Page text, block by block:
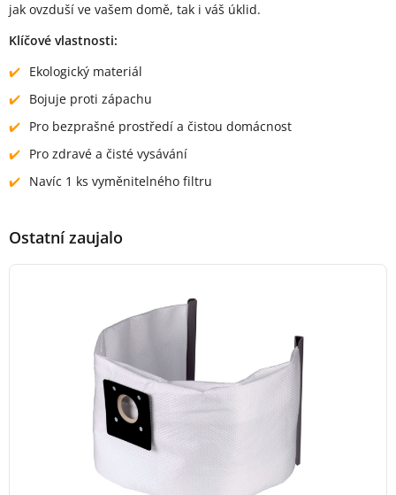
jak ovzduší ve vašem domě, tak i váš úklid.
Klíčové vlastnosti:
Ekologický materiál
Bojuje proti zápachu
Pro bezprašné prostředí a čistou domácnost
Pro zdravé a čisté vysávání
Navíc 1 ks vyměnitelného filtru
Ostatní zaujalo